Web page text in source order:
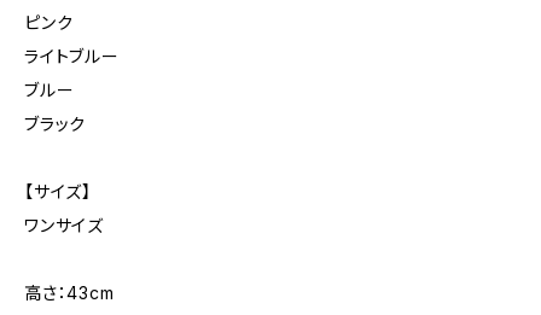
ピンク
ライトブルー
ブルー
ブラック
【サイズ】
ワンサイズ
高さ：43cm